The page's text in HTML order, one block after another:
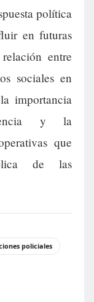
política
en futuras
entre
sociales en
importancia
y la
que
de las
policiales